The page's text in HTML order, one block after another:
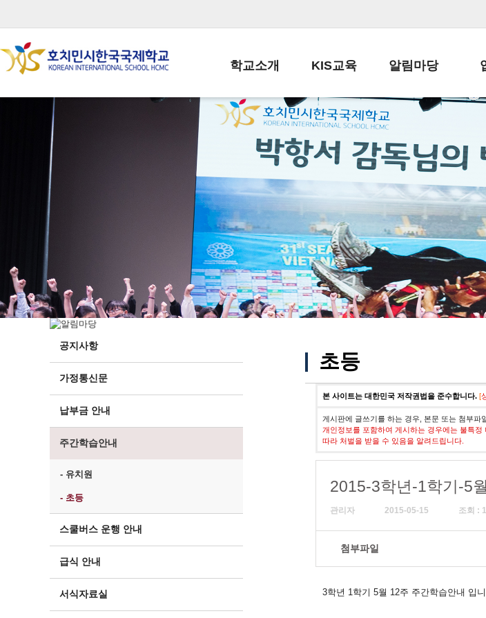
학교소개
학교장인사말
학교상징
학교연혁
교직원현황
학생현황
위치/전화
전경사진
KIS교육
교육목표
학사일정
일과시간표
성과평가자료
알림마당
공지사항
납부금 안내
스쿨버스 운행 안내
급식안내
서식자료실
학부모방
정기고사 기출문제
공지사항
가정통신문
납부금 안내
주간학습안내
- 유치원
- 초등
스쿨버스 운행 안내
급식 안내
서식자료실
초등
본 사이트는 대한민국 저작권법을 준수합니다. [
게시판에 글쓰기를 하는 경우, 본문 또는 첨부
개인정보를 포함하여 게시하는 경우에는 불특
따라 처벌을 받을 수 있음을 알려드립니다.
2015-3학년-1학기-5
관리자 2015-05-15 조회 :
첨부파일
3학년 1학기 5월 12주 주간학습안내 입